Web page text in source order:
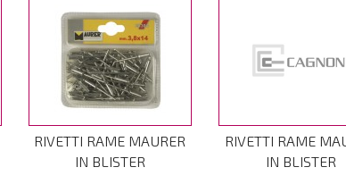
RIVETTI RAME MAURER
IN BLISTER
RIVETTI RAME
IN BLISTER